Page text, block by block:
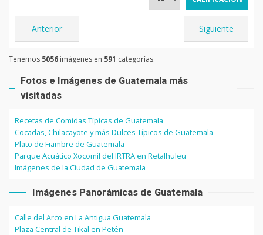
Anterior Siguiente
Tenemos 5056 imágenes en 591 categorías.
Fotos e Imágenes de Guatemala más
visitadas
Recetas de Comidas Típicas de Guatemala
Cocadas, Chilacayote y más Dulces Típicos de Guatemala
Plato de Fiambre de Guatemala
Parque Acuático Xocomil del IRTRA en Retalhuleu
Imágenes de la Ciudad de Guatemala
Imágenes Panorámicas de Guatemala
Calle del Arco en La Antigua Guatemala
Plaza Central de Tikal en Petén